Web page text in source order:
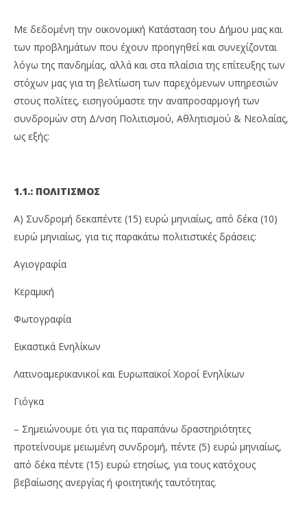
Με δεδομένη την οικονομική Κατάσταση του Δήμου μας και
των προβλημάτων που έχουν προηγηθεί και συνεχίζονται
λόγω της πανδημίας, αλλά και στα πλαίσια της επίτευξης των
στόχων μας για τη βελτίωση των παρεχόμενων υπηρεσιών
στους πολίτες, εισηγούμαστε την αναπροσαρμογή των
συνδρομών στη Δ/νση Πολιτισμού, Αθλητισμού & Νεολαίας,
ως εξής:
1.1.: ΠΟΛΙΤΙΣΜΟΣ
Α) Συνδρομή δεκαπέντε (15) ευρώ μηνιαίως, από δέκα (10)
ευρώ μηνιαίως, για τις παρακάτω πολιτιστικές δράσεις:
Αγιογραφία
Κεραμική
Φωτογραφία
Εικαστικά Ενηλίκων
Λατινοαμερικανικοί και Ευρωπαϊκοί Χοροί Ενηλίκων
Γιόγκα
– Σημειώνουμε ότι για τις παραπάνω δραστηριότητες
προτείνουμε μειωμένη συνδρομή, πέντε (5) ευρώ μηνιαίως,
από δέκα πέντε (15) ευρώ ετησίως, για τους κατόχους
βεβαίωσης ανεργίας ή φοιτητικής ταυτότητας.